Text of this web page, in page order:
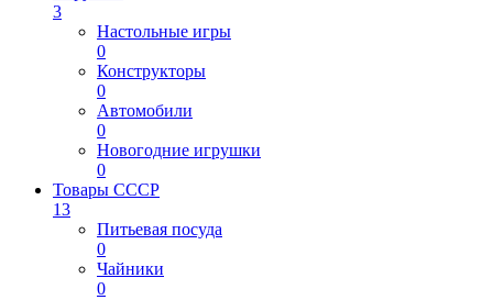
3
Настольные игры
0
Конструкторы
0
Автомобили
0
Новогодние игрушки
0
Товары СССР
13
Питьевая посуда
0
Чайники
0